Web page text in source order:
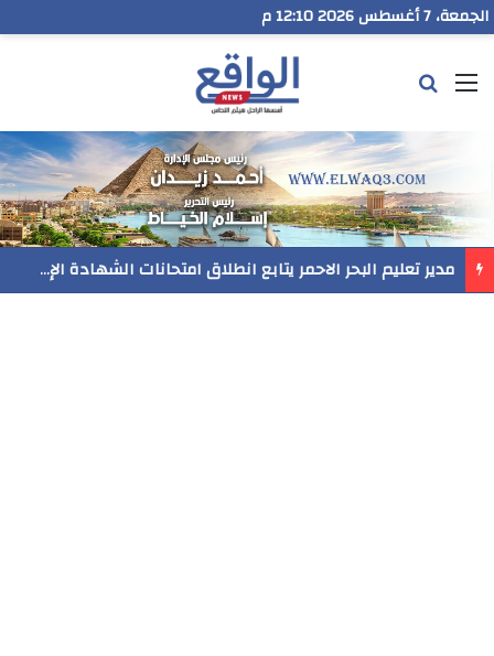
الجمعة، 7 أغسطس 2026 12:10 م
القائمة
مدير تعليم البحر الاحمر يتابع انطلاق امتحانات الشهادة الإعدادية ويؤكد: الانضباط